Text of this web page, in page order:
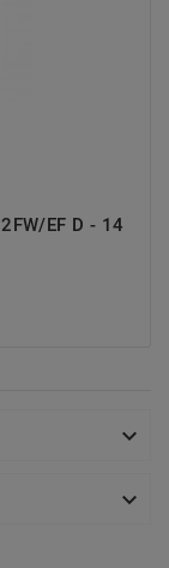
EF D - 14

